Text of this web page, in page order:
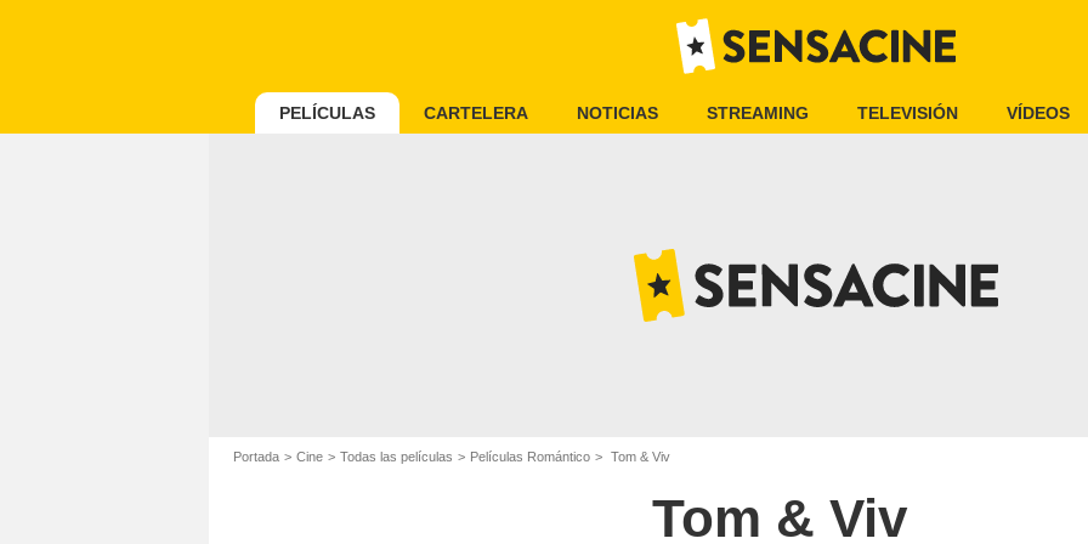
PELÍCULAS CARTELERA NOTICIAS STREAMING TELEVISIÓN VÍDEOS
Portada Cine Todas las películas Películas Romántico Tom & Viv
Tom & Viv